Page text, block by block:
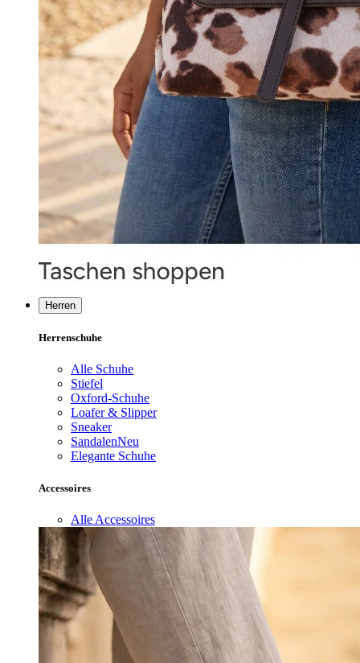
Herren
Herrenschuhe
Alle Schuhe
Stiefel
Oxford-Schuhe
Loafer & Slipper
Sneaker
SandalenNeu
Elegante Schuhe
Accessoires
Alle Accessoires